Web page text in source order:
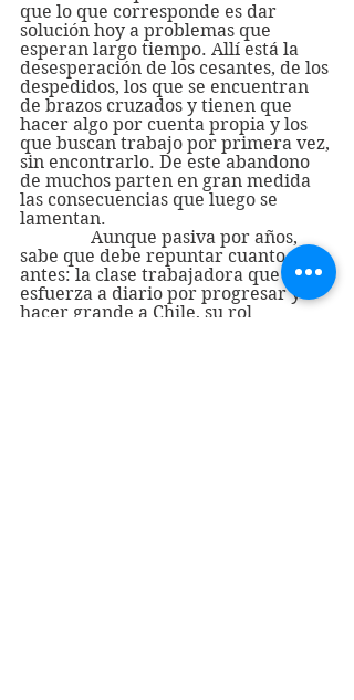
que lo que corresponde es dar
solución hoy a problemas que
esperan largo tiempo. Allí está la
desesperación de los cesantes, de los
despedidos, los que se encuentran
de brazos cruzados y tienen que
hacer algo por cuenta propia y los
que buscan trabajo por primera vez,
sin encontrarlo. De este abandono
de muchos parten en gran medida
las consecuencias que luego se
lamentan.
sabe que debe repuntar cuanto
antes: la clase trabajadora que se
esfuerza a diario por progresar y
hacer grande a Chile, su rol